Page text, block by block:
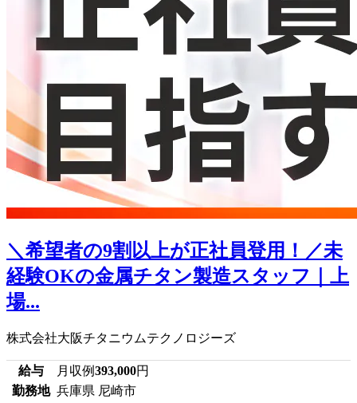
＼希望者の9割以上が正社員登用！／未
経験OKの金属チタン製造スタッフ｜上
場...
株式会社大阪チタニウムテクノロジーズ
給与 月収例393,000円
勤務地 兵庫県 尼崎市